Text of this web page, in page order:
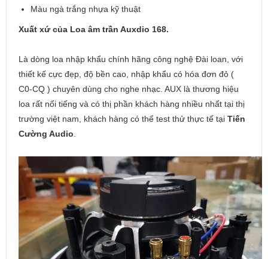
Màu ngà trắng nhựa kỹ thuật
Xuất xứ của Loa âm trần Auxdio 168.
Là dòng loa nhập khẩu chính hãng công nghệ Đài loan, với
thiết kế cực đẹp, độ bền cao, nhập khẩu có hóa đơn đỏ (
C0-CQ ) chuyên dùng cho nghe nhạc. AUX là thương hiệu
loa rất nổi tiếng và có thị phần khách hàng nhiều nhất tại thị
trường việt nam, khách hàng có thể test thử thực tế tại Tiến
Cường Audio.